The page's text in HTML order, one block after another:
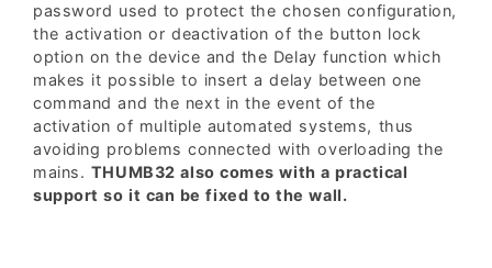
password used to protect the chosen configuration,
the activation or deactivation of the button lock
option on the device and the Delay function which
makes it possible to insert a delay between one
command and the next in the event of the
activation of multiple automated systems, thus
avoiding problems connected with overloading the
mains. THUMB32 also comes with a practical
support so it can be fixed to the wall.